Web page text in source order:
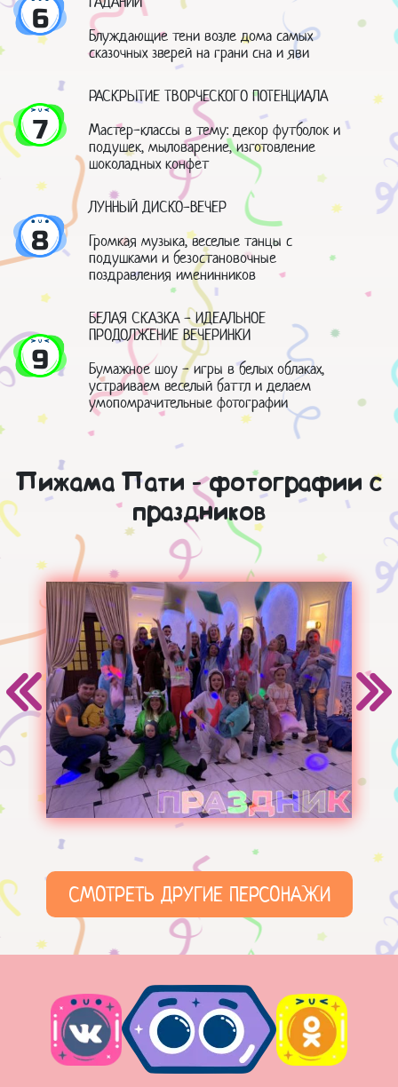
6
Блуждающие тени возле дома самых
сказочных зверей на грани сна и яви
7
РАСКРЫТИЕ ТВОРЧЕСКОГО ПОТЕНЦИАЛА
Мастер-классы в тему: декор футболок и
подушек, мыловарение, изготовление
шоколадных конфет
8
ЛУННЫЙ ДИСКО-ВЕЧЕР
Громкая музыка, веселые танцы с
подушками и безостановочные
поздравления именинников
9
БЕЛАЯ СКАЗКА - ИДЕАЛЬНОЕ
ПРОДОЛЖЕНИЕ ВЕЧЕРИНКИ
Бумажное шоу - игры в белых облаках,
устраиваем веселый баттл и делаем
умопомрачительные фотографии
Пижама Пати - фотографии с
праздников
СМОТРЕТЬ ДРУГИЕ ПЕРСОНАЖИ